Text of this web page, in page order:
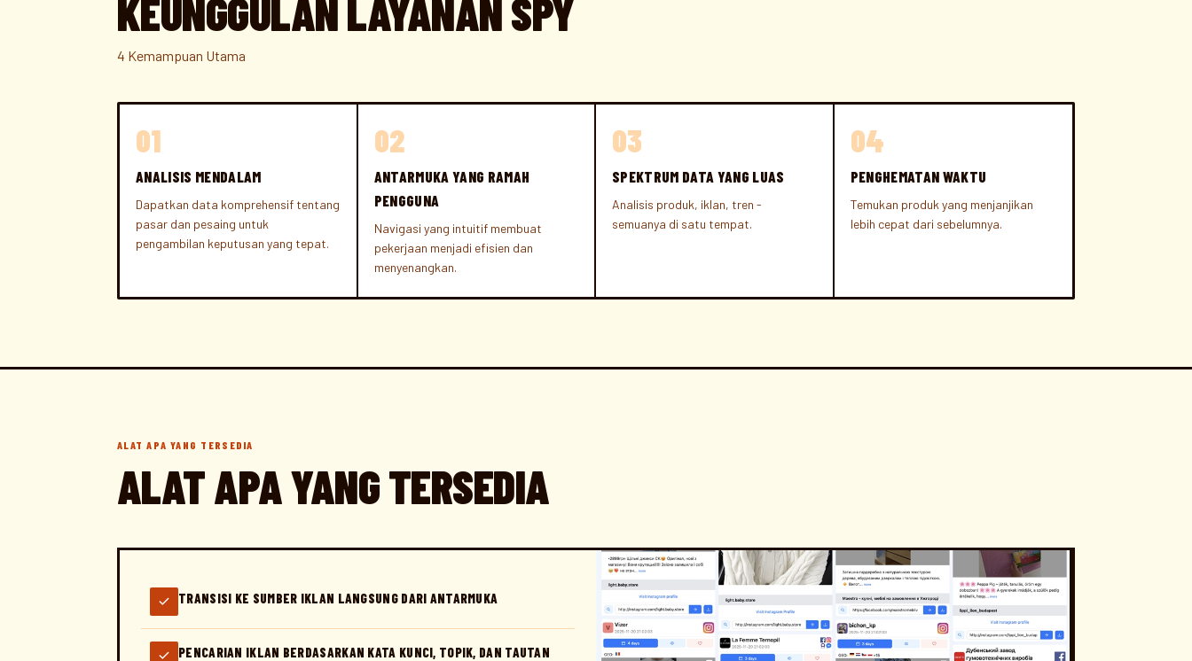
KEUNGGULAN LAYANAN SPY
4 Kemampuan Utama
01
ANALISIS MENDALAM
Dapatkan data komprehensif tentang
pasar dan pesaing untuk
pengambilan keputusan yang tepat.
02
ANTARMUKA YANG RAMAH
PENGGUNA
Navigasi yang intuitif membuat
pekerjaan menjadi efisien dan
menyenangkan.
03
SPEKTRUM DATA YANG LUAS
Analisis produk, iklan, tren -
semuanya di satu tempat.
04
PENGHEMATAN WAKTU
Temukan produk yang menjanjikan
lebih cepat dari sebelumnya.
ALAT APA YANG TERSEDIA
ALAT APA YANG TERSEDIA
TRANSISI KE SUMBER IKLAN LANGSUNG DARI ANTARMUKA
PENCARIAN IKLAN BERDASARKAN KATA KUNCI, TOPIK, DAN TAUTAN